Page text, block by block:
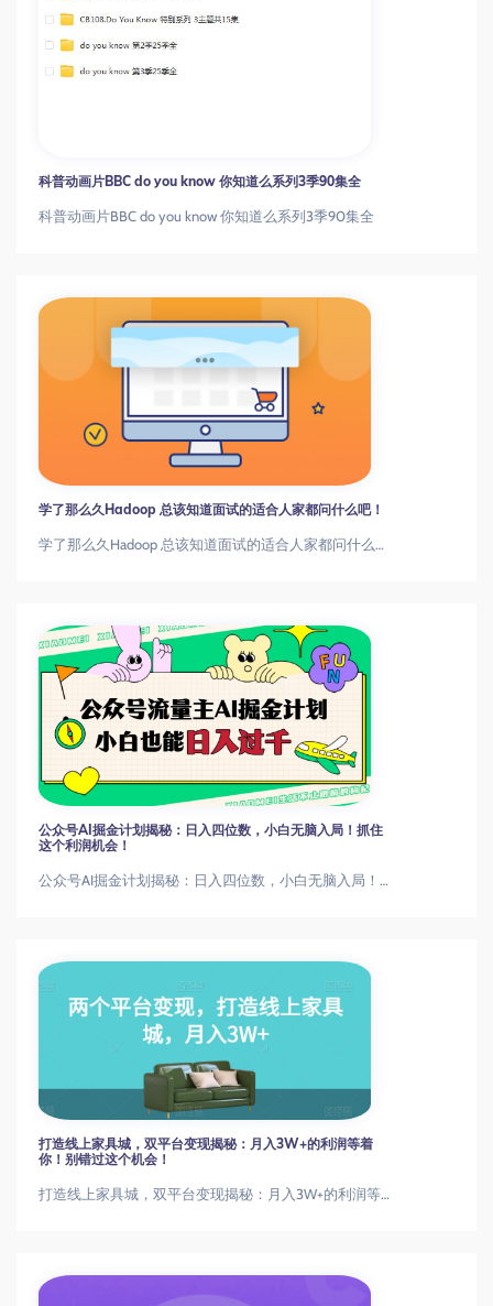
科普动画片BBC do you know 你知道么系列3季90集全
科普动画片BBC do you know 你知道么系列3季90集全
学了那么久Hadoop 总该知道面试的适合人家都问什么吧！
学了那么久Hadoop 总该知道面试的适合人家都问什么吧！
公众号AI掘金计划揭秘：日入四位数，小白无脑入局！抓住
这个利润机会！
公众号AI掘金计划揭秘：日入四位数，小白无脑入局！抓住这个利润机会！
打造线上家具城，双平台变现揭秘：月入3W+的利润等着
你！别错过这个机会！
打造线上家具城，双平台变现揭秘：月入3W+的利润等着你！别错过这个机会！